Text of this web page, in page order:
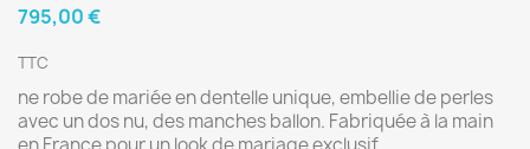
795,00 €
TTC
ne robe de mariée en dentelle unique, embellie de perles
avec un dos nu, des manches ballon. Fabriquée à la main